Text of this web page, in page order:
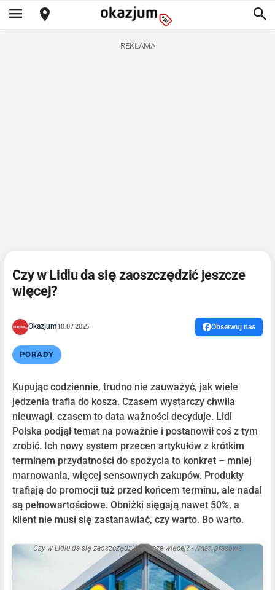
REKLAMA
Czy w Lidlu da się zaoszczędzić jeszcze
więcej?
Okazjum 10.07.2025 Obserwuj nas
PORADY
Kupując codziennie, trudno nie zauważyć, jak wiele
jedzenia trafia do kosza. Czasem wystarczy chwila
nieuwagi, czasem to data ważności decyduje. Lidl
Polska podjął temat na poważnie i postanowił coś z tym
zrobić. Ich nowy system przecen artykułów z krótkim
terminem przydatności do spożycia to konkret – mniej
marnowania, więcej sensownych zakupów. Produkty
trafiają do promocji tuż przed końcem terminu, ale nadal
są pełnowartościowe. Obniżki sięgają nawet 50%, a
klient nie musi się zastanawiać, czy warto. Bo warto.
Czy w Lidlu da się zaoszczędzić jeszcze więcej? - /mat. prasowe